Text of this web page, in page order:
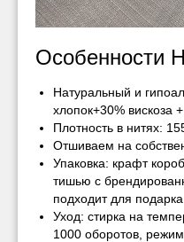
Особенности
Натуральный и
хлопок+30% вискоза
Плотность в нитях:
Отшиваем на
Упаковка: крафт
тишью с
подходит для подарка
Уход: стирка на
1000 оборотов,